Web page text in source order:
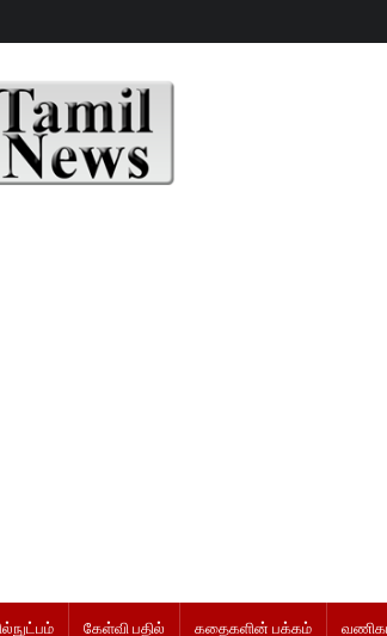
கேள்வி பதில் கதைகளின் பக்கம்